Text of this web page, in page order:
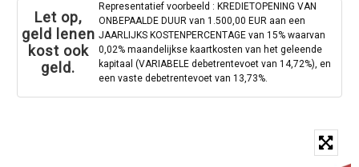
Let op,
geld lenen
kost ook
geld.
Representatief voorbeeld : KREDIETOPENING VAN
ONBEPAALDE DUUR van 1.500,00 EUR aan een
JAARLIJKS KOSTENPERCENTAGE van 15% waarvan
0,02% maandelijkse kaartkosten van het geleende
kapitaal (VARIABELE debetrentevoet van 14,72%), en
een vaste debetrentevoet van 13,73%.